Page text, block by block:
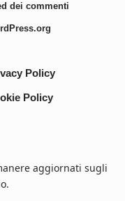
dei commenti
Policy
Policy
aggiornati sugli